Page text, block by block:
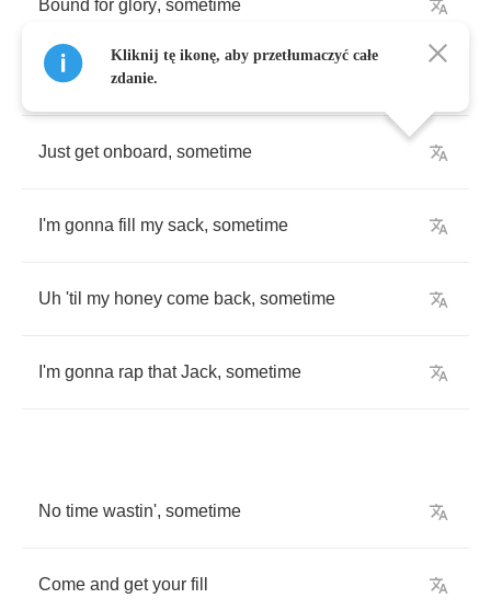
Bound for glory, sometime
We gonna see it
Just get onboard, sometime
I'm gonna fill my sack, sometime
Uh 'til my honey come back, sometime
I'm gonna rap that Jack, sometime
No time wastin', sometime
Come and get your fill
Kliknij tę ikonę, aby przetłumaczyć całe
zdanie.